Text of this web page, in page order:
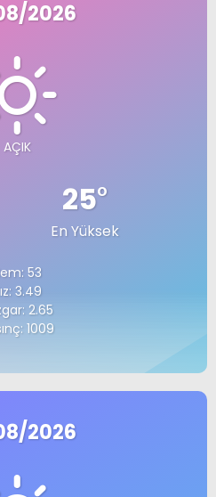
2026
AÇIK
25°
En Yüksek
53
3.49
2.65
1009
2026